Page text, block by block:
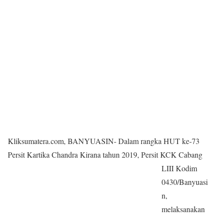
Kliksumatera.com, BANYUASIN- Dalam rangka HUT ke-73
Persit Kartika Chandra Kirana tahun 2019, PersitKCK Cabang
LIII Kodim
0430/Banyuasi
n,
melaksanakan